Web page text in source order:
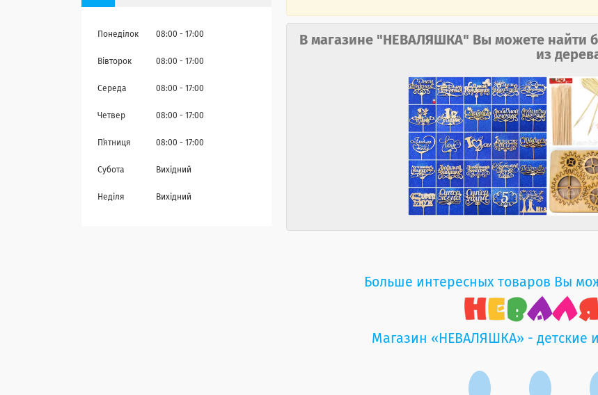
В магазине "НЕВАЛЯШКА" Вы можете найти
из
Больше интересных товаров Вы
Магазин «НЕВАЛЯШКА» - детские
Понеділок 08:00 17:00
Вівторок 08:00 17:00
Середа 08:00 17:00
Четвер 08:00 17:00
Пʼятниця 08:00 17:00
Субота Вихідний
Неділя Вихідний